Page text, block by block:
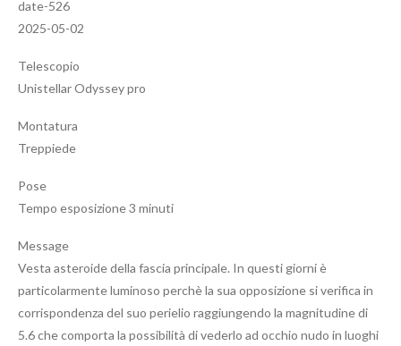
date-526
2025-05-02
Telescopio
Unistellar Odyssey pro
Montatura
Treppiede
Pose
Tempo esposizione 3 minuti
Message
Vesta asteroide della fascia principale. In questi giorni è
particolarmente luminoso perchè la sua opposizione si verifica in
corrispondenza del suo perielio raggiungendo la magnitudine di
5.6 che comporta la possibilità di vederlo ad occhio nudo in luoghi